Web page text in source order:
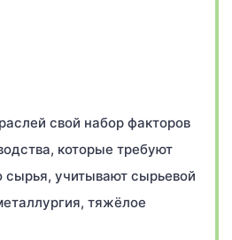
свой набор факторов
которые требуют
сырья, учитывают сырьевой
тяжёлое